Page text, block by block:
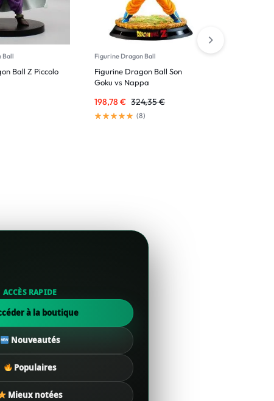
Ball
Ball Z Piccolo
Figurine Dragon Ball
Figurine Dragon Ball Son
Goku vs Nappa
198,78€ 324,35€
(8)
ACCÈS RAPIDE
à la boutique
Nouveautés
Populaires
Mieux notées